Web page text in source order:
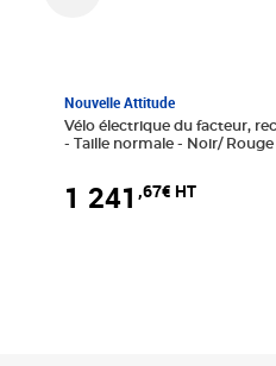
Nouvelle Attitude
Vélo électrique du facteur,
- Taille normale - Noir/ Rouge
1 241 ,67€ HT